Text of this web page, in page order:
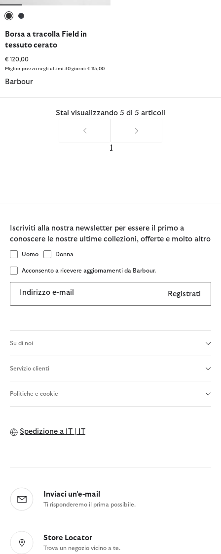
Borsa a tracolla Field in
tessuto cerato
€ 120,00
Miglior prezzo negli ultimi 30 giorni: € 115,00
Barbour
Stai visualizzando 5 di 5 articoli
1
Iscriviti alla nostra newsletter per essere il primo a
conoscere le nostre ultime collezioni, offerte e molto altro
Uomo Donna
Acconsento a ricevere aggiornamenti da Barbour.
Indirizzo e-mail Registrati
Su di noi
Servizio clienti
Politiche e cookie
Spedizione a IT | IT
Inviaci un'e-mail
Ti risponderemo il prima possibile.
Store Locator
Trova un negozio vicino a te.